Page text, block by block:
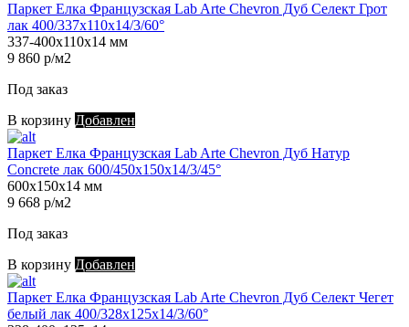
Паркет Елка Французская Lab Arte Chevron Дуб Селект Грот
лак 400/337х110х14/3/60°
337-400х110х14 мм
9 860 р/м2
Под заказ
В корзину Добавлен
Паркет Елка Французская Lab Arte Chevron Дуб Натур
Concrete лак 600/450х150х14/3/45°
600х150х14 мм
9 668 р/м2
Под заказ
В корзину Добавлен
Паркет Елка Французская Lab Arte Chevron Дуб Селект Чегет
белый лак 400/328х125х14/3/60°